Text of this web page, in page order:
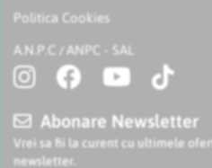
Politica Cookies
A.N.P.C / ANPC - SAL
Abonare Newsletter
Vrei sa fii la curent cu ultimele
newsletter.